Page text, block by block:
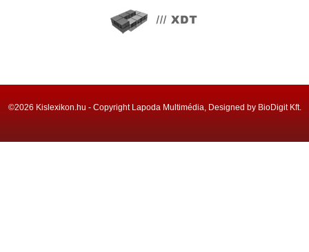
©2026 Kislexikon.hu - Copyright Lapoda Multimédia, Designed by BioDigit Kft.